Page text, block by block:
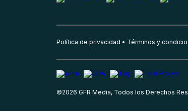
Política de privacidad Términos y
©2026 GFR Media, Todos los Derechos